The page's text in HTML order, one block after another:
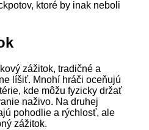
ktoré by inak neboli
zážitok, tradičné a
líšiť. Mnohí hráči oceňujú
kde môžu fyzicky držať
naživo. Na druhej
pohodlie a rýchlosť, ale
zážitok.